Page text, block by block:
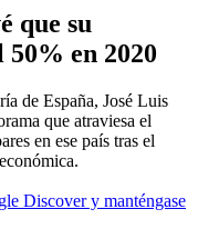
que su
en 2020
de España, José Luis
que atraviesa el
en ese país tras el
Discover y manténgase